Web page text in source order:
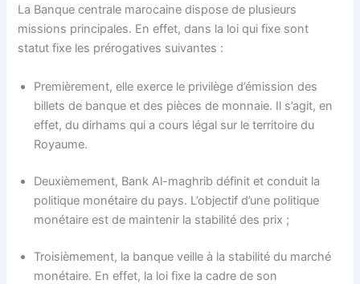
La Banque centrale marocaine dispose de plusieurs
missions principales. En effet, dans la loi qui fixe sont
statut fixe les prérogatives suivantes :
Premièrement, elle exerce le privilège d’émission des
billets de banque et des pièces de monnaie. Il s’agit, en
effet, du dirhams qui a cours légal sur le territoire du
Royaume.
Deuxièmement, Bank Al-maghrib définit et conduit la
politique monétaire du pays. L’objectif d’une politique
monétaire est de maintenir la stabilité des prix ;
Troisièmement, la banque veille à la stabilité du marché
monétaire. En effet, la loi fixe la cadre de son